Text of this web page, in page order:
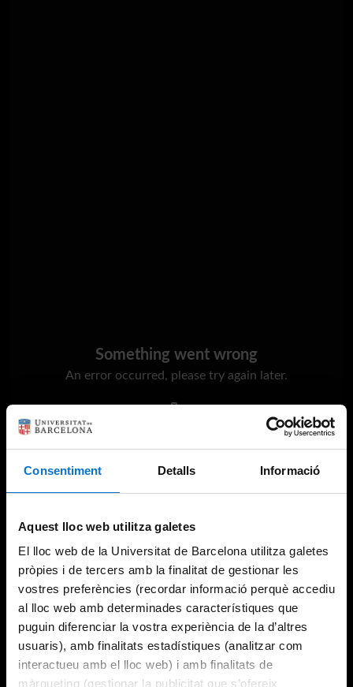
Consentiment Detalls Informació
Aquest lloc web utilitza galetes
El lloc web de la Universitat de Barcelona utilitza galetes
pròpies i de tercers amb la finalitat de gestionar les
vostres preferències (recordar informació perquè accediu
al lloc web amb determinades característiques que
puguin diferenciar la vostra experiència de la d’altres
usuaris), amb finalitats estadístiques (analitzar com
interactueu amb el lloc web) i amb finalitats de
màrqueting (gestionar la publicitat que s’ofereix
Something went wrong
An error occurred, please try again later.
Try again